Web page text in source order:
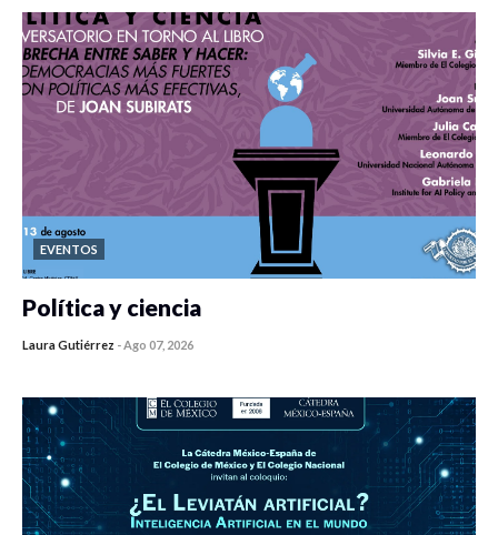
EVENTOS
Política y ciencia
Laura Gutiérrez -Ago 07, 2026